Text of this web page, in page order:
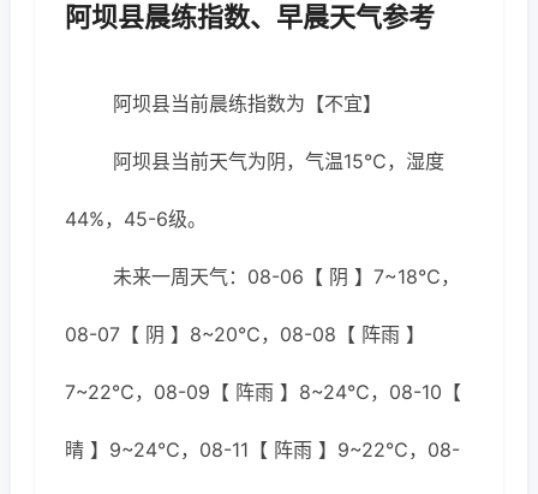
阿坝县晨练指数、早晨天气参考
阿坝县当前晨练指数为【不宜】
阿坝县当前天气为阴，气温15℃，湿度
44%，45-6级。
未来一周天气：08-06【 阴 】7~18℃，
08-07【 阴 】8~20℃，08-08【 阵雨 】
7~22℃，08-09【 阵雨 】8~24℃，08-10【
晴 】9~24℃，08-11【 阵雨 】9~22℃，08-